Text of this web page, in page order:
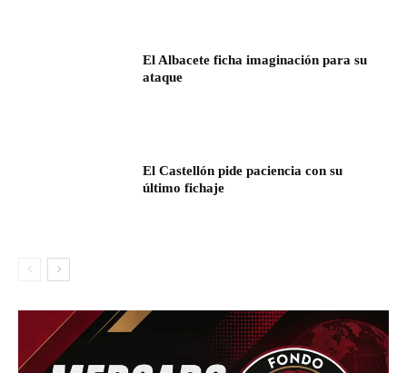
El Albacete ficha imaginación para su
ataque
El Castellón pide paciencia con su
último fichaje